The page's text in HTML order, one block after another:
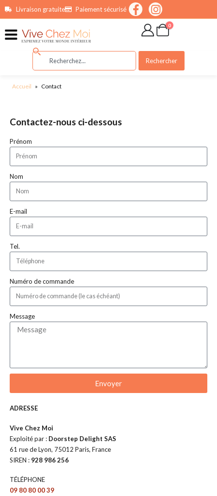
principalLivraison gratuite Paiement sécurisé
0
Rechercher
Accueil » Contact
Contactez-nous ci-dessous
Prénom
Nom
E-mail
Tel.
Numéro de commande
Message
Envoyer
ADRESSE
Vive Chez Moi
Exploité par : Doorstep Delight SAS
61 rue de Lyon, 75012 Paris, France
SIREN : 928 986 256
TÉLÉPHONE
09 80 80 00 39